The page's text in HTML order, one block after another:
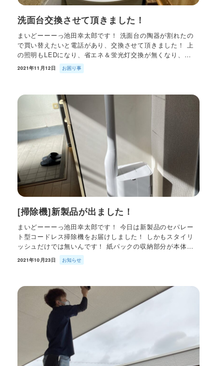
洗面台交換させて頂きました！
まいどーーーっ池田幸太郎です！ 洗面台の陶器が割れたの
で買い替えたいと電話があり、交換させて頂きました！ 上
の照明もLEDになり、省エネ＆蛍光灯交換が無くなり、…
2021年11月12日 お困り事
[掃除機]新製品が出ました！
まいどーーーっ池田幸太郎です！ 今日は新製品のセパレー
ト型コードレス掃除機をお届けしました！ しかもスタイリ
ッシュだけでは無いんです！ 紙パックの収納部分が本体…
2021年10月23日 お知らせ